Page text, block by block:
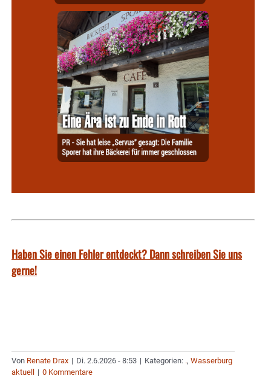
Haben Sie einen Fehler entdeckt? Dann schreiben Sie uns
gerne!
Von Renate Drax | Di. 2.6.2026 - 8:53 | Kategorien: ., Wasserburg
aktuell
| 0 Kommentare